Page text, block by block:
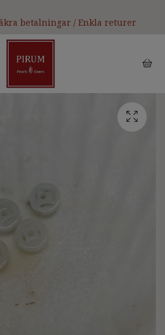
betalningar / Enkla returer